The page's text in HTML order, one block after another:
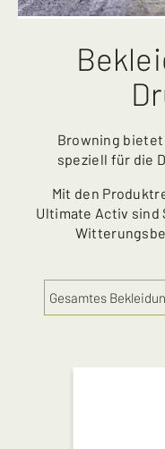
Browning
speziell für die
Mit den
Ultimate Activ
Gesamtes